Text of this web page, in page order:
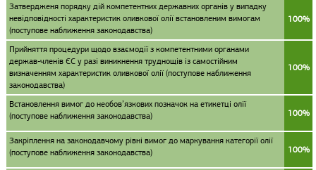
Затвердженя порядку дій компетентних державних органів у випадку
невідповідності характеристик оливкової олії встановленим вимогам
(поступове наближення законодавства)
100%
Прийняття процедури щодо взаємодії з компетентними органами
держав-членів ЄС у разі виникнення труднощів із самостійним
визначенням характеристик оливкової олії (поступове наближення
законодавства)
100%
Встановлення вимог до необов’язкових позначок на етикетці олії
(поступове наближення законодавства)
100%
Закріплення на законодавчому рівні вимог до маркування категорії олії
(поступове наближення законодавства)
100%